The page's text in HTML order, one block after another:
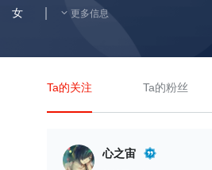
女 更多信息
Ta的关注 Ta的粉丝
心之宙